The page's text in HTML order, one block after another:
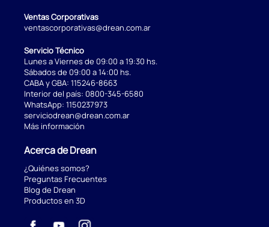
Ventas Corporativas
ventascorporativas@drean.com.ar
Servicio Técnico
Lunes a Viernes de 09:00 a 19:30 hs.
Sábados de 09:00 a 14:00 hs.
CABA y GBA: 115246-8663
Interior del país: 0800-345-6580
WhatsApp: 1150237973
serviciodrean@drean.com.ar
Más información
Acerca de Drean
¿Quiénes somos?
Preguntas Frecuentes
Blog de Drean
Productos en 3D